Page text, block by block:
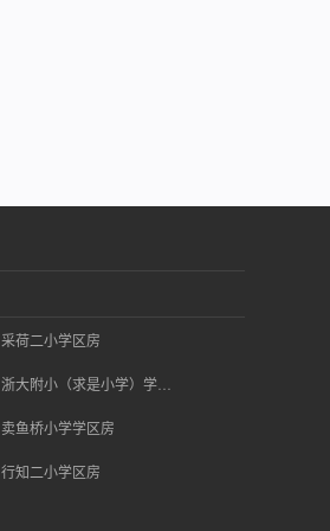
采荷二小学区房
卖鱼桥小学学区房
行知二小学区房